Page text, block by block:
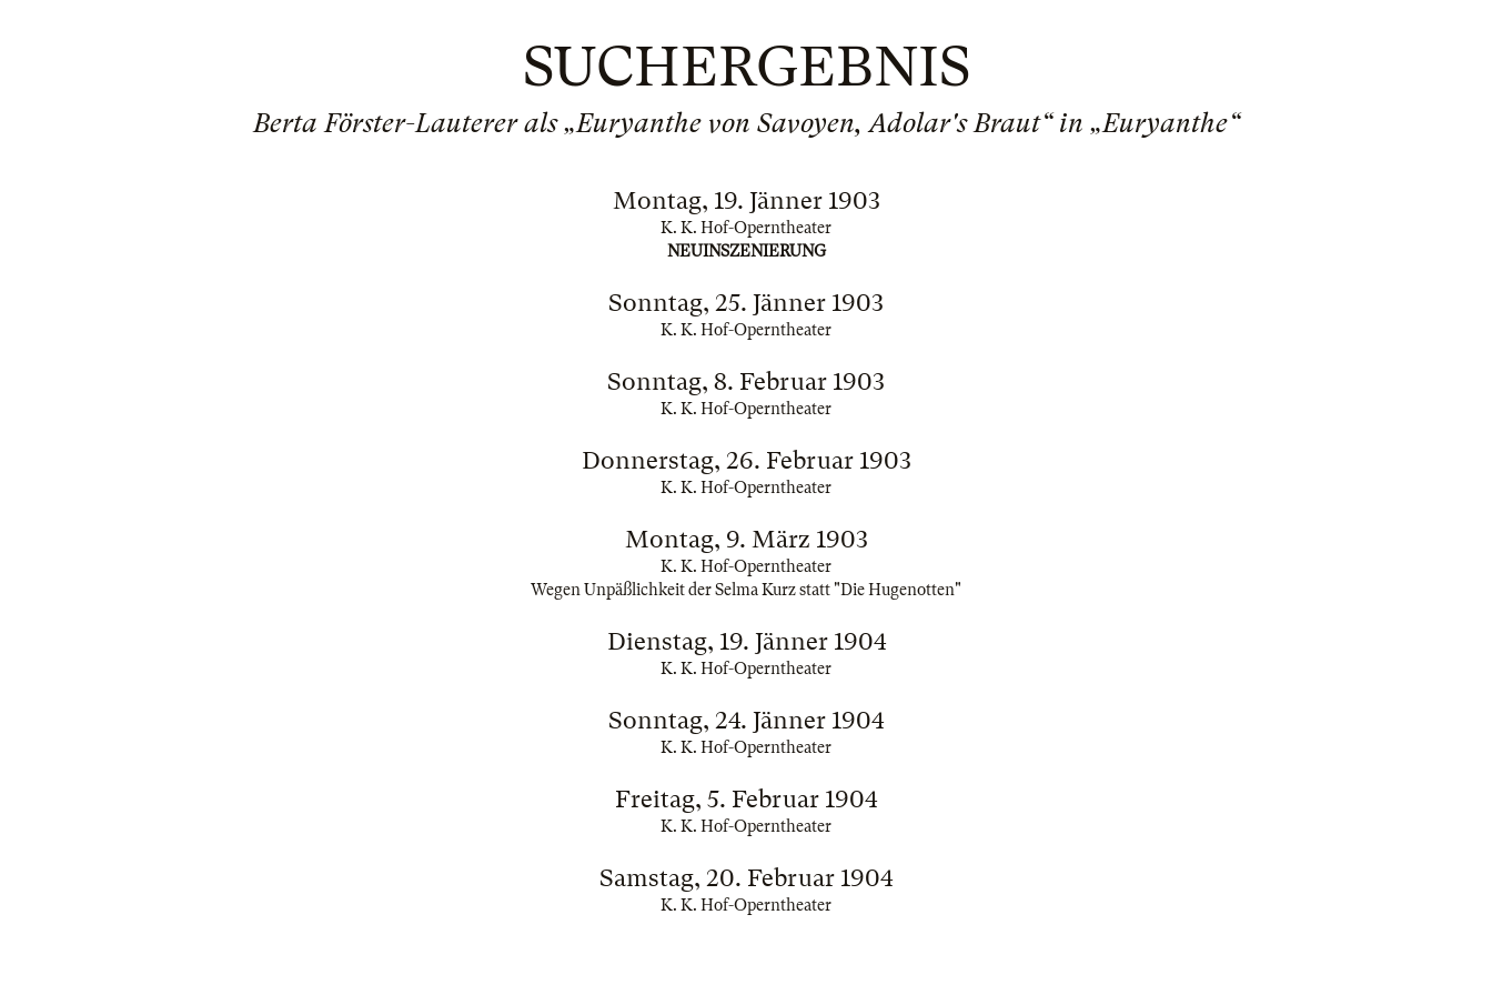
SUCHERGEBNIS
Berta Förster-Lauterer als „Euryanthe von Savoyen, Adolar's Braut“ in „Euryanthe“
Montag, 19. Jänner 1903
K. K. Hof-Operntheater
NEUINSZENIERUNG
Sonntag, 25. Jänner 1903
K. K. Hof-Operntheater
Sonntag, 8. Februar 1903
K. K. Hof-Operntheater
Donnerstag, 26. Februar 1903
K. K. Hof-Operntheater
Montag, 9. März 1903
K. K. Hof-Operntheater
Wegen Unpäßlichkeit der Selma Kurz statt "Die Hugenotten"
Dienstag, 19. Jänner 1904
K. K. Hof-Operntheater
Sonntag, 24. Jänner 1904
K. K. Hof-Operntheater
Freitag, 5. Februar 1904
K. K. Hof-Operntheater
Samstag, 20. Februar 1904
K. K. Hof-Operntheater